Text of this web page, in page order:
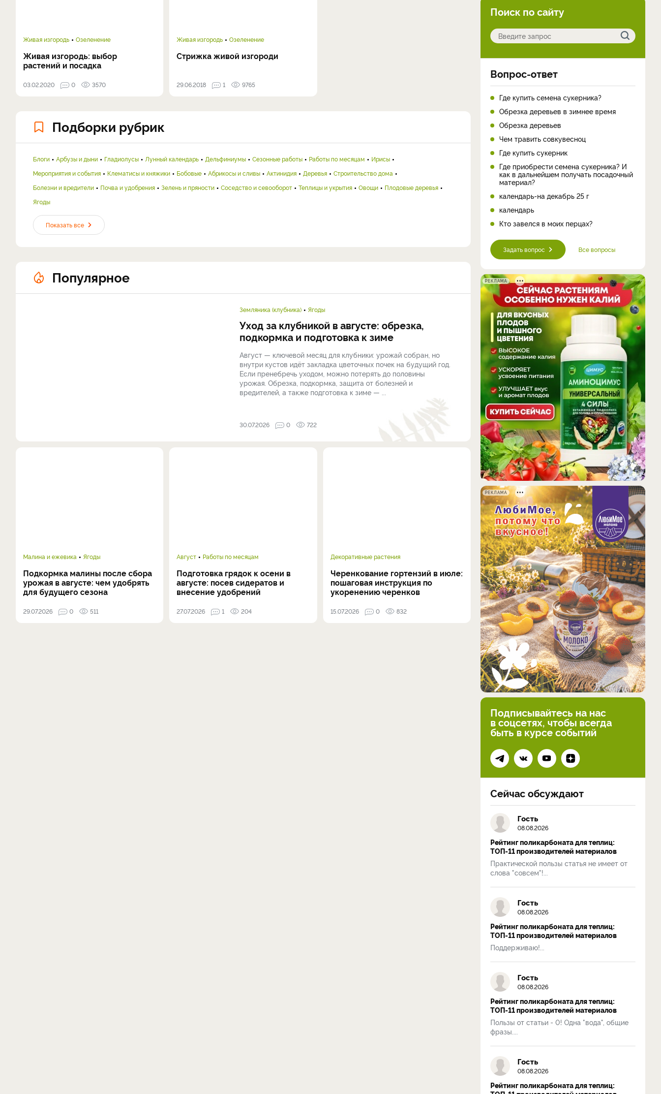
Живая изгородь Озеленение
Живая изгородь: выбор
растений и посадка
03.02.2020 0 3570
Живая изгородь Озеленение
Стрижка живой изгороди
29.06.2018 1 9765
Подборки рубрик
Блоги Арбузы и дыни Гладиолусы Лунный календарь Дельфиниумы Сезонные работы Работы по месяцам
Ирисы
Мероприятия и события
Клематисы и княжики Бобовые Абрикосы и сливы Актинидия Деревья
Строительство дома
Болезни и вредители
Почва и удобрения Зелень и пряности Соседство и севооборот Теплицы и укрытия Овощи
Плодовые деревья
Ягоды
Показать все
Популярное
Земляника (клубника) Ягоды
Уход за клубникой в августе: обрезка,
подкормка и подготовка к зиме
Август — ключевой месяц для клубники: урожай собран, но
внутри кустов идёт закладка цветочных почек на будущий год.
Если пренебречь уходом, можно потерять до половины
урожая. Обрезка, подкормка, защита от болезней и
вредителей, а также подготовка к зиме — ...
30.07.2026 0 722
Малина и ежевика Ягоды
Подкормка малины после сбора
урожая в августе: чем удобрять
для будущего сезона
29.07.2026 0 511
Август Работы по месяцам
Подготовка грядок к осени в
августе: посев сидератов и
внесение удобрений
27.07.2026 1 204
Декоративные растения
Черенкование гортензий в июле:
пошаговая инструкция по
укоренению черенков
15.07.2026 0 832
Поиск по сайту
Вопрос-ответ
Где купить семена сукерника?
Обрезка деревьев в зимнее время
Обрезка деревьев
Чем травить совкувесноц
Где купить сукерник
Где приобрести семена сукерника? И
как в дальнейшем получать посадочный
материал?
календарь-на декабрь 25 г
календарь
Кто завелся в моих перцах?
Задать вопрос Все вопросы
РЕКЛАМА
РЕКЛАМА
Подписывайтесь на нас
в соцсетях, чтобы всегда
быть в курсе событий
Сейчас обсуждают
Гость
08.08.2026
Рейтинг поликарбоната для теплиц:
ТОП-11 производителей материалов
Практической пользы статья не имеет от
слова "совсем"!...
Гость
08.08.2026
Рейтинг поликарбоната для теплиц:
ТОП-11 производителей материалов
Поддерживаю!...
Гость
08.08.2026
Рейтинг поликарбоната для теплиц:
ТОП-11 производителей материалов
Пользы от статьи - 0! Одна "вода", общие
фразы....
Гость
08.08.2026
Рейтинг поликарбоната для теплиц: